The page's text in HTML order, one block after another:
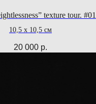
texture tour. #01
10,5 х 10,5 см
20 000 р.